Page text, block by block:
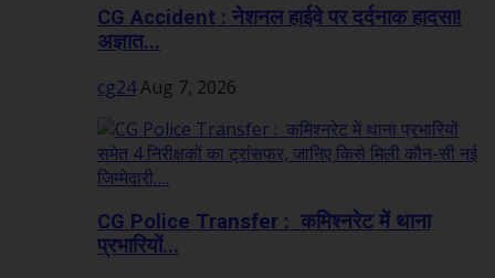
CG Accident : नेशनल हाईवे पर दर्दनाक हादसा!
अज्ञात...
cg24Aug 7, 2026
CG Police Transfer : कमिश्नरेट में थाना
प्रभारियों...